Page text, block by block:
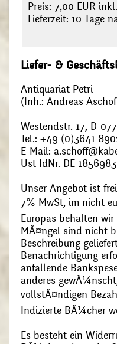
Preis: 7,00 EUR
Lieferzeit: 10 Tage
Liefer- &
Antiquariat Petri
(Inh.: Andreas
Westendstr. 17, D-
Tel.: +49 (0)3641
E-Mail:
Ust IdNr. DE
Unser Angebot ist
7% MwSt, im nicht
Europas behalten
MÃ¤ngel sind nicht
Beschreibung
Benachrichtigung
anfallende
anderes
vollstÃ¤ndigen
Indizierte BÃ¼cher
Es besteht ein